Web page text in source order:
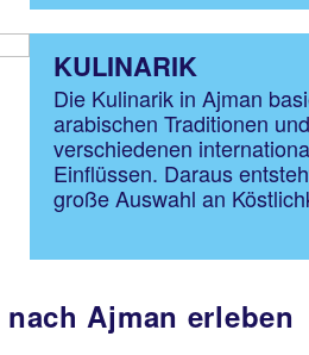
KULINARIK
Die Kulinarik in Ajman
arabischen Traditionen
verschiedenen
Einflüssen. Daraus
große Auswahl an
Ajman erleben